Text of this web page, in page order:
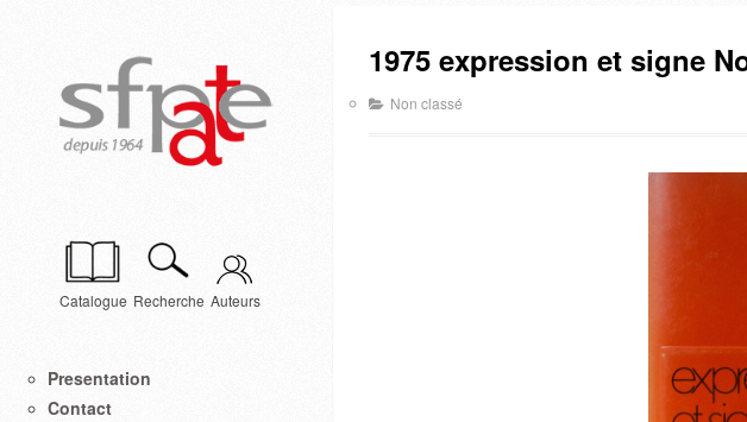
Catalogue Recherche Auteurs
Presentation
Contact
1975 expression et signe
Non classé